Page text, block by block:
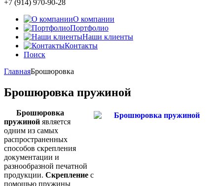
+7 (914) 970-90-28
О компании
Портфолио
Наши клиенты
Контакты
Поиск
ГлавнаяБрошюровка
Брошюровка пружиной
Брошюровка
пружиной является
одним из самых
распространенных
способов скрепления
документации и
разнообразной печатной
продукции. Скрепление с
помощью пружины